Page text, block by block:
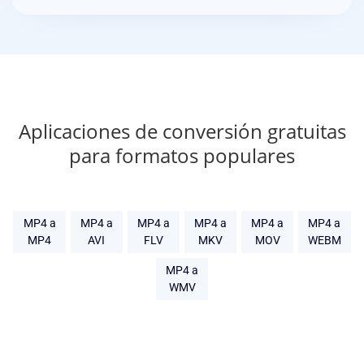
Aplicaciones de conversión gratuitas
para formatos populares
MP4 a
MP4
MP4 a
AVI
MP4 a
FLV
MP4 a
MKV
MP4 a
MOV
MP4 a
WEBM
MP4 a
WMV